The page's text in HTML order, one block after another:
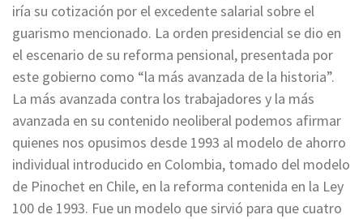
iría su cotización por el excedente salarial sobre el
guarismo mencionado. La orden presidencial se dio en
el escenario de su reforma pensional, presentada por
este gobierno como “la más avanzada de la historia”.
La más avanzada contra los trabajadores y la más
avanzada en su contenido neoliberal podemos afirmar
quienes nos opusimos desde 1993 al modelo de ahorro
individual introducido en Colombia, tomado del modelo
de Pinochet en Chile, en la reforma contenida en la Ley
100 de 1993. Fue un modelo que sirvió para que cuatro